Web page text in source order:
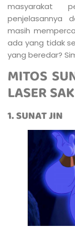
masyarakat
penjelasannya
masih
ada yang tidak
yang beredar?
MITOS
LASER
1. SUNAT JIN